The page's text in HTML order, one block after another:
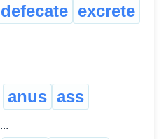
defecate excrete
anus ass
...